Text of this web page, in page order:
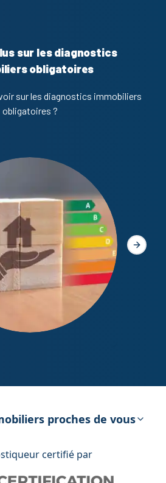
sur les diagnostics
obligatoires
sur les diagnostics immobiliers
obligatoires ?
énergétique
Slide
proches de vous
certifié par